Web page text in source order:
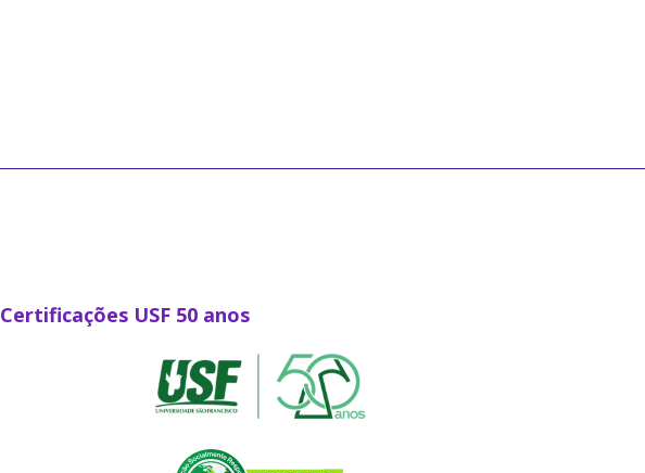
Certificações USF 50 anos